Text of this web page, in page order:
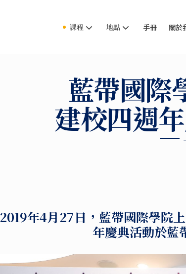
課程 地點 手冊 關於
藍帶國際
建校四週
2019年4月27日，藍帶國際學院
年慶典活動於藍